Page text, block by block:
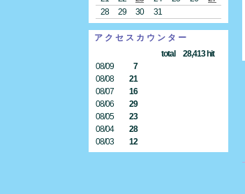
28
29 30 31
アクセスカウンター
total 28,413 hit
08/09
7
08/08
21
08/07
16
08/06
29
08/05
23
08/04
28
08/03
12